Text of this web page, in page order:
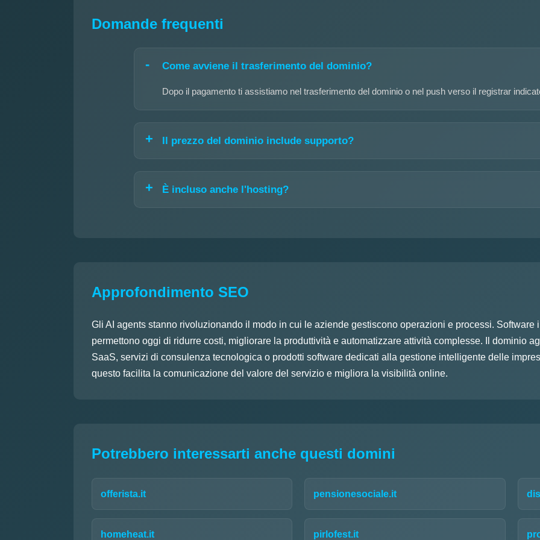
Domande frequenti
Come avviene il trasferimento del dominio?
Dopo il pagamento ti assistiamo nel trasferimento del dominio o nel push verso il registrar
Il prezzo del dominio include supporto?
È incluso anche l'hosting?
Approfondimento SEO
Gli AI agents stanno rivoluzionando il modo in cui le aziende gestiscono operazioni e processi. Software
permettono oggi di ridurre costi, migliorare la produttività e automatizzare attività complesse. Il dominio
SaaS, servizi di consulenza tecnologica o prodotti software dedicati alla gestione intelligente delle
questo facilita la comunicazione del valore del servizio e migliora la visibilità online.
Potrebbero interessarti anche questi domini
offerista.it pensionesociale.it
homeheat.it pirlofest.it